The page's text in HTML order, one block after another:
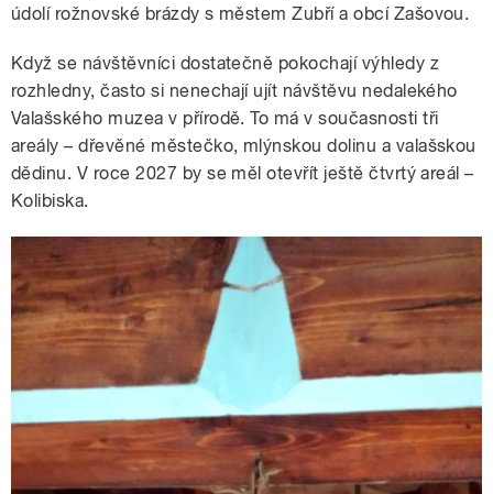
údolí rožnovské brázdy s městem Zubří a obcí Zašovou.
Když se návštěvníci dostatečně pokochají výhledy z
rozhledny, často si nenechají ujít návštěvu nedalekého
Valašského muzea v přírodě. To má v současnosti tři
areály – dřevěné městečko, mlýnskou dolinu a valašskou
dědinu. V roce 2027 by se měl otevřít ještě čtvrtý areál –
Kolibiska.